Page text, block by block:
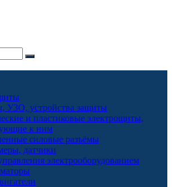
УЗО, устройства защиты
и пластиковые электрощиты,
к ним
силовые разъёмы
датчики
электрооборудованием